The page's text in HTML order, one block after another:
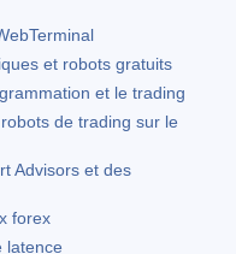
et robots gratuits
et le trading
de trading sur le
Advisors et des
forex
latence